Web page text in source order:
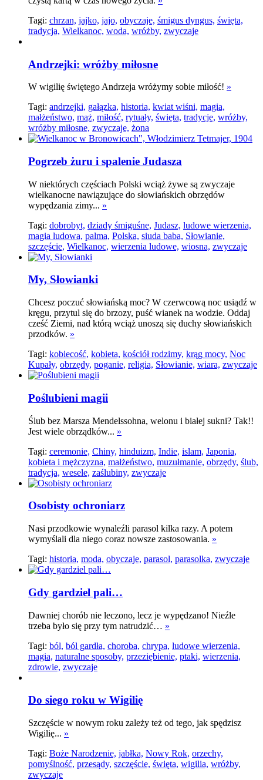
Tagi: chrzan, jajko, jajo, obyczaje, śmigus dyngus, święta,
tradycja, Wielkanoc, woda, wróżby, zwyczaje
Andrzejki: wróżby miłosne
W wigilię świętego Andrzeja wróżymy sobie miłość! »
Tagi: andrzejki, gałązka, historia, kwiat wiśni, magia,
małżeństwo, mąż, miłość, rytuały, święta, tradycje, wróżby,
wróżby miłosne, zwyczaje, żona
Pogrzeb żuru i spalenie Judasza
W niektórych częściach Polski wciąż żywe są zwyczaje
wielkanocne nawiązujące do słowiańskich obrzędów
wypędzania zimy... »
Tagi: dobrobyt, dziady śmiguśne, Judasz, ludowe wierzenia,
magia ludowa, palma, Polska, siuda baba, Słowianie,
szczęście, Wielkanoc, wierzenia ludowe, wiosna, zwyczaje
My, Słowianki
Chcesz poczuć słowiańską moc? W czerwcową noc usiądź w
kręgu, przytul się do brzozy, puść wianek na wodzie. Oddaj
cześć Ziemi, nad którą wciąż unoszą się duchy słowiańskich
przodków. »
Tagi: kobiecość, kobieta, kościół rodzimy, krąg mocy, Noc
Kupały, obrzędy, poganie, religia, Słowianie, wiara, zwyczaje
Poślubieni magii
Ślub bez Marsza Mendelssohna, welonu i białej sukni? Tak!!
Jest wiele obrządków... »
Tagi: ceremonie, Chiny, hinduizm, Indie, islam, Japonia,
kobieta i mężczyzna, małżeństwo, muzułmanie, obrzędy, ślub,
tradycja, wesele, zaślubiny, zwyczaje
Osobisty ochroniarz
Nasi przodkowie wynaleźli parasol kilka razy. A potem
wymyślali dla niego coraz nowsze zastosowania. »
Tagi: historia, moda, obyczaje, parasol, parasolka, zwyczaje
Gdy gardziel pali…
Dawniej chorób nie leczono, lecz je wypędzano! Nieźle
trzeba było się przy tym natrudzić… »
Tagi: ból, ból gardła, choroba, chrypa, ludowe wierzenia,
magia, naturalne sposoby, przeziębienie, ptaki, wierzenia,
zdrowie, zwyczaje
Do siego roku w Wigilię
Szczęście w nowym roku zależy też od tego, jak spędzisz
Wigilię... »
Tagi: Boże Narodzenie, jabłka, Nowy Rok, orzechy,
pomyślność, przesądy, szczęście, święta, wigilia, wróżby,
zwyczaje